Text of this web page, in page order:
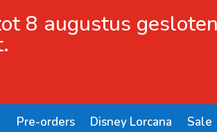
8 augustus
Pre-orders Disney Lorcana Sale